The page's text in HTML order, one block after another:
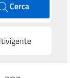
Cerca